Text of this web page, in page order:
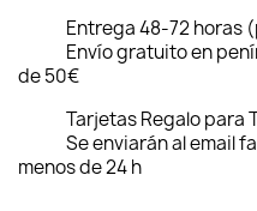
Entrega 48-72 horas
Envío gratuito en
de 50€
Tarjetas Regalo para
Se enviarán al email
menos de 24 h